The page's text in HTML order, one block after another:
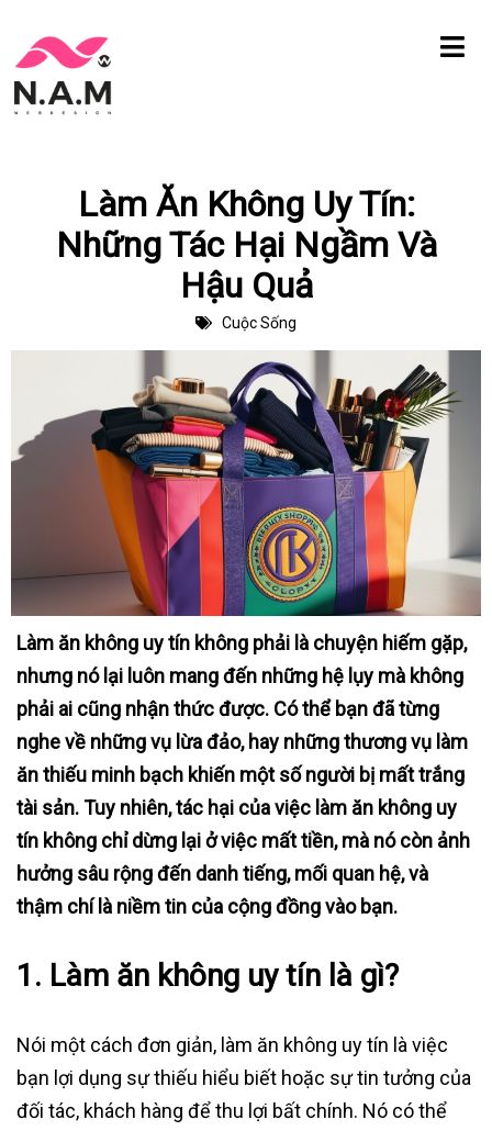
Chuyển
tới
Làm Ăn Không Uy Tín:
Những Tác Hại Ngầm Và
Hậu Quả
Cuộc Sống
Làm ăn không uy tín không phải là chuyện hiếm gặp,
nhưng nó lại luôn mang đến những hệ lụy mà không
phải ai cũng nhận thức được. Có thể bạn đã từng
nghe về những vụ lừa đảo, hay những thương vụ làm
ăn thiếu minh bạch khiến một số người bị mất trắng
tài sản. Tuy nhiên, tác hại của việc làm ăn không uy
tín không chỉ dừng lại ở việc mất tiền, mà nó còn ảnh
hưởng sâu rộng đến danh tiếng, mối quan hệ, và
thậm chí là niềm tin của cộng đồng vào bạn.
1. Làm ăn không uy tín là gì?
Nói một cách đơn giản, làm ăn không uy tín là việc
bạn lợi dụng sự thiếu hiểu biết hoặc sự tin tưởng của
đối tác, khách hàng để thu lợi bất chính. Nó có thể